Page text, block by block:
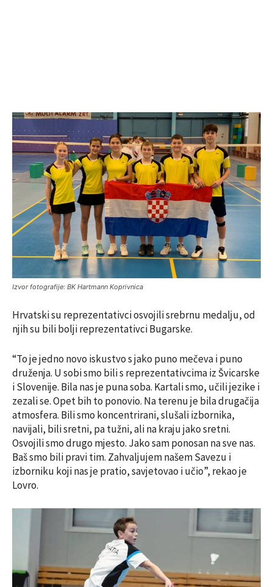
Izvor fotografije: BK Hartmann Koprivnica
Hrvatski su reprezentativci osvojili srebrnu medalju, od
njih su bili bolji reprezentativci Bugarske.
“To je jedno novo iskustvo s jako puno mečeva i puno
druženja. U sobi smo bili s reprezentativcima iz Švicarske
i Slovenije. Bila nas je puna soba. Kartali smo, učili jezike i
zezali se. Opet bih to ponovio. Na terenu je bila drugačija
atmosfera. Bili smo koncentrirani, slušali izbornika,
navijali, bili sretni, pa tužni, ali na kraju jako sretni.
Osvojili smo drugo mjesto. Jako sam ponosan na sve nas.
Baš smo bili pravi tim. Zahvaljujem našem Savezu i
izborniku koji nas je pratio, savjetovao i učio”, rekao je
Lovro.